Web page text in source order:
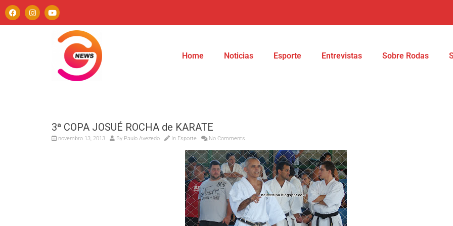
Home Noticias Esporte Entrevistas Sobre Rodas
3ª COPA JOSUÉ ROCHA de KARATE
novembro 13, 2013 By Paulo Avezedo In Esporte No Comments